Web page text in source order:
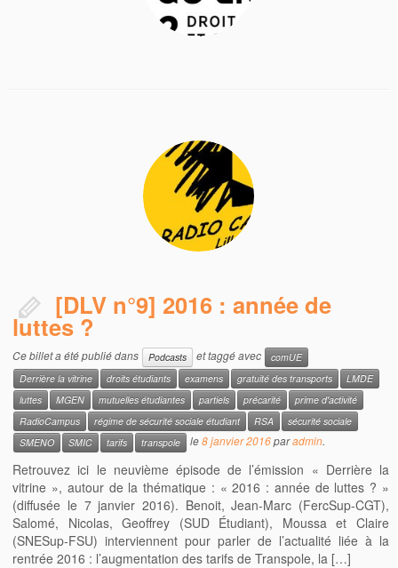
[DLV n°9] 2016 : année de
luttes ?
Ce billet a été publié dans Podcasts et taggé avec
comUE
Derrière la vitrine
droits étudiants examens gratuité des transports
LMDE
luttes
MGEN mutuelles étudiantes partiels précarité
prime d'activité
RadioCampus
régime de sécurité sociale étudiant RSA
sécurité sociale
SMENO
SMIC tarifs transpole le8 janvier 2016paradmin.
Retrouvez ici le neuvième épisode de l’émission « Derrière la
vitrine », autour de la thématique : « 2016 : année de luttes ? »
(diffusée le 7 janvier 2016). Benoit, Jean-Marc (FercSup-CGT),
Salomé, Nicolas, Geoffrey (SUD Étudiant), Moussa et Claire
(SNESup-FSU) interviennent pour parler de l’actualité liée à la
rentrée 2016 : l’augmentation des tarifs de Transpole, la […]